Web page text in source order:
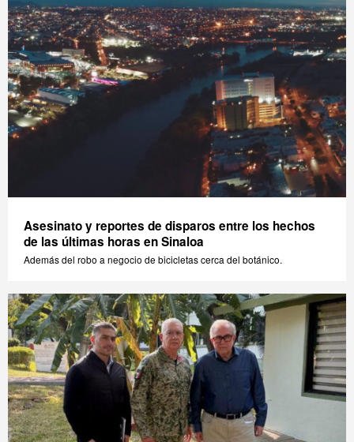
Asesinato y reportes de disparos entre los hechos
de las últimas horas en Sinaloa
Además del robo a negocio de bicicletas cerca del botánico.